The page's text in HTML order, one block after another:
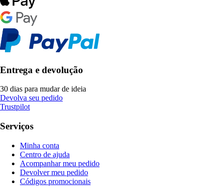
Entrega e devolução
30 dias para mudar de ideia
Devolva seu pedido
Trustpilot
Serviços
Minha conta
Centro de ajuda
Acompanhar meu pedido
Devolver meu pedido
Códigos promocionais